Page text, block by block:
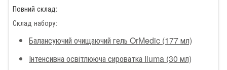
Повний склад:
Склад набору:
Балансуючий очищаючий гель OrMedic (177 мл)
Інтенсивна освітлююча сироватка Iluma (30 мл)